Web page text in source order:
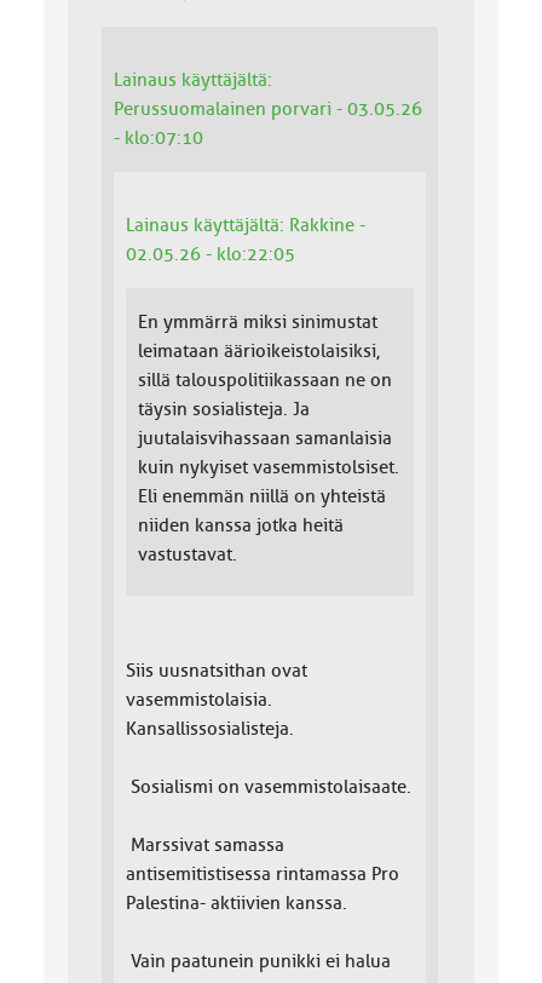
Lainaus käyttäjältä:
Perussuomalainen porvari - 03.05.26
- klo:07:10
Lainaus käyttäjältä: Rakkine -
02.05.26 - klo:22:05
En ymmärrä miksi sinimustat
leimataan äärioikeistolaisiksi,
sillä talouspolitiikassaan ne on
täysin sosialisteja. Ja
juutalaisvihassaan samanlaisia
kuin nykyiset vasemmistolsiset.
Eli enemmän niillä on yhteistä
niiden kanssa jotka heitä
vastustavat.
Siis uusnatsithan ovat
vasemmistolaisia.
Kansallissosialisteja.
Sosialismi on vasemmistolaisaate.
Marssivat samassa
antisemitistisessa rintamassa Pro
Palestina- aktiivien kanssa.
Vain paatunein punikki ei halua